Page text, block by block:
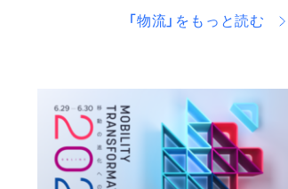
「物流」をもっと読む